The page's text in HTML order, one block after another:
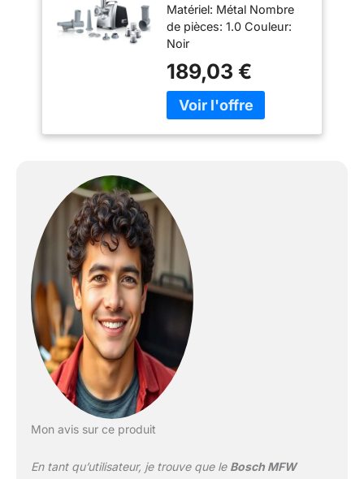
Matériel: Métal Nombre
de pièces: 1.0 Couleur:
Noir
189,03 €
Mon avis sur ce produit
En tant qu’utilisateur, je trouve que le Bosch MFW